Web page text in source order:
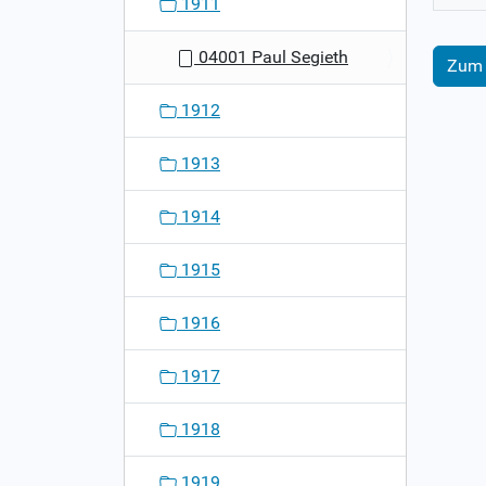
Zum
04001 Paul Segieth
1912
1913
1914
1915
1916
1917
1918